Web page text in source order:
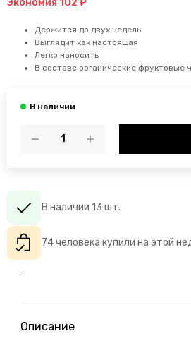
Экономия 102 ₽
Держится до двух недель
Выглядит как настоящая
Легко наносить
В составе органические фруктовые
В наличии 13 шт.
74 человека купили на этой
Описание